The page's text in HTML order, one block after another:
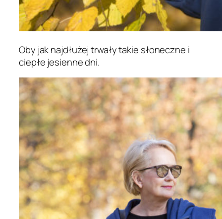
Oby jak najdłużej trwały takie słoneczne i
ciepłe jesienne dni.